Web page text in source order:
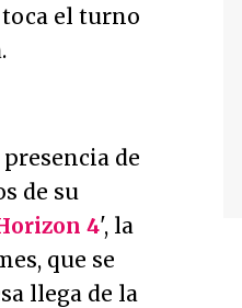
el turno
de
de su
4', la
que se
llega de la